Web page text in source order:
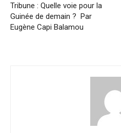
Tribune : Quelle voie pour la
Guinée de demain ? Par
Eugène Capi Balamou